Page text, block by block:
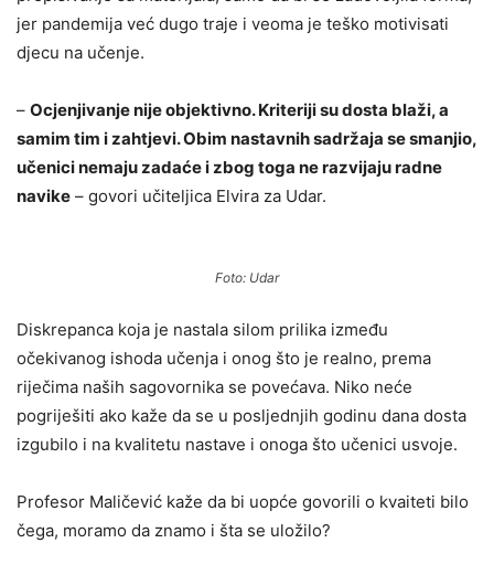
jer pandemija već dugo traje i veoma je teško motivisati
djecu na učenje.
– Ocjenjivanje nije objektivno. Kriteriji su dosta blaži, a
samim tim i zahtjevi. Obim nastavnih sadržaja se smanjio,
učenici nemaju zadaće i zbog toga ne razvijaju radne
navike – govori učiteljica Elvira za Udar.
Foto: Udar
Diskrepanca koja je nastala silom prilika između
očekivanog ishoda učenja i onog što je realno, prema
riječima naših sagovornika se povećava. Niko neće
pogriješiti ako kaže da se u posljednjih godinu dana dosta
izgubilo i na kvalitetu nastave i onoga što učenici usvoje.
Profesor Maličević kaže da bi uopće govorili o kvaiteti bilo
čega, moramo da znamo i šta se uložilo?